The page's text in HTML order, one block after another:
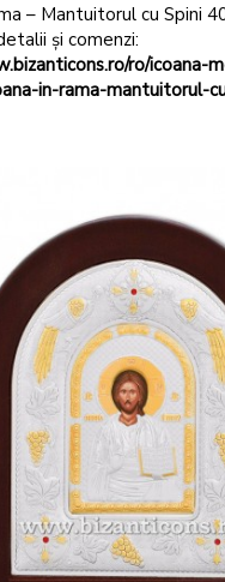
– Mantuitorul cu Spini
și comenzi:
ro/icoana-
in-rama-mantuitorul-